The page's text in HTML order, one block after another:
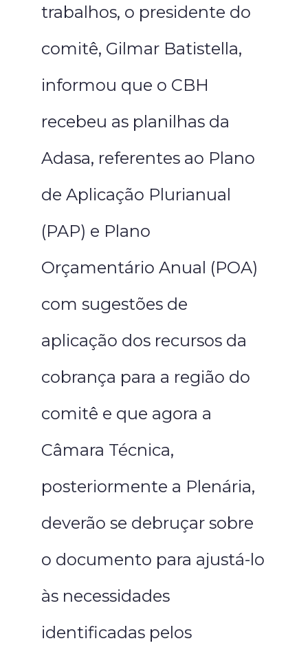
trabalhos, o presidente do
comitê, Gilmar Batistella,
informou que o CBH
recebeu as planilhas da
Adasa, referentes ao Plano
de Aplicação Plurianual
(PAP) e Plano
Orçamentário Anual (POA)
com sugestões de
aplicação dos recursos da
cobrança para a região do
comitê e que agora a
Câmara Técnica,
posteriormente a Plenária,
deverão se debruçar sobre
o documento para ajustá-lo
às necessidades
identificadas pelos